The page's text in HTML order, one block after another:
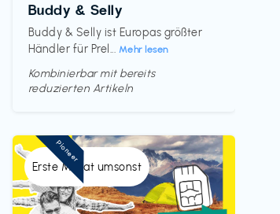
Buddy & Selly
Buddy & Selly ist Europas größter
Händler für Prel... Mehr lesen
Kombinierbar mit bereits
reduzierten Artikeln
Erste Monat umsonst
Pioneer